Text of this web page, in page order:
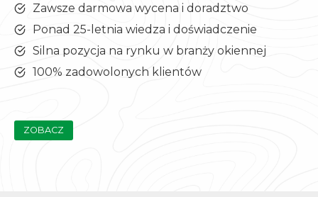
Zawsze darmowa wycena i doradztwo
Ponad 25-letnia wiedza i doświadczenie
Silna pozycja na rynku w branży okiennej
100% zadowolonych klientów
ZOBACZ